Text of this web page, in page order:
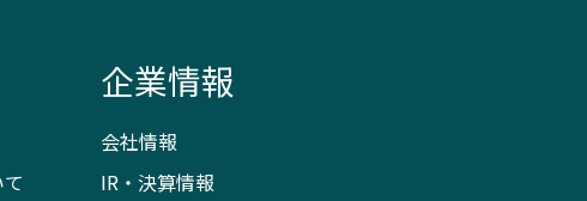
企業情報
会社情報
IR・決算情報